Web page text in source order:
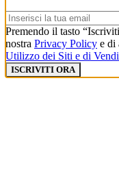
Premendo il tasto
nostra Privacy Policy e di
Utilizzo dei Siti e di
ISCRIVITI ORA